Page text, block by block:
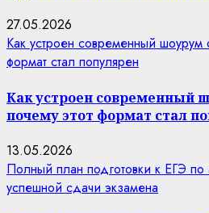
27.05.2026
Как устроен современный
формат стал популярен
Как устроен современный
почему этот формат стал
13.05.2026
Полный план подготовки к ЕГЭ по
успешной сдачи экзамена